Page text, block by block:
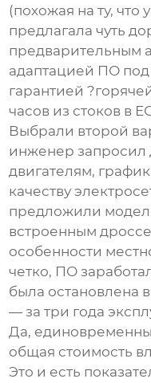
(похожая на ту,
предлагала чуть
предварительным
адаптацией ПО под
гарантией
часов из стоков в
Выбрали второй
инженер запросил
двигателям,
качеству
предложили
встроенным
особенности
четко, ПО
была остановлена
— за три года
Да,
общая стоимость
Это и есть